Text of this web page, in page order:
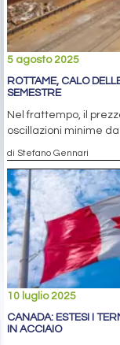
5 agosto 2025
ROTTAME, CALO
SEMESTRE
Nel frattempo, il
oscillazioni minime
di Stefano Gennari
10 luglio 2025
CANADA: ESTESI I
IN ACCIAIO